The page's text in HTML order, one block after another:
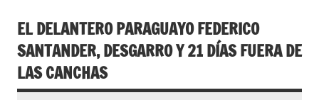
EL DELANTERO PARAGUAYO FEDERICO
SANTANDER, DESGARRO Y 21 DÍAS FUERA DE
LAS CANCHAS